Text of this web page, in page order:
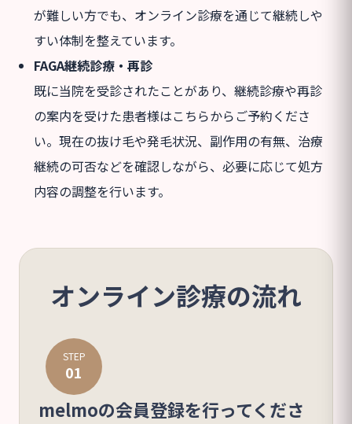
が難しい方でも、オンライン診療を通じて継続しや
すい体制を整えています。
FAGA継続診療・再診
既に当院を受診されたことがあり、継続診療や再診
の案内を受けた患者様はこちらからご予約くださ
い。現在の抜け毛や発毛状況、副作用の有無、治療
継続の可否などを確認しながら、必要に応じて処方
内容の調整を行います。
オンライン診療の流れ
STEP
01
melmoの会員登録を行ってくださ